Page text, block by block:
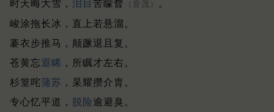
时天晦大雪， 泪目 苦矇瞀 （音茂）
。
峻涂拖长冰，直上若悬溜。
褰衣步推马，颠蹶退且复。
苍黄忘遐睎 ，所瞩才左右。
杉篁咤蒲苏 ，杲耀攒介胄。
专心忆平道， 脱险逾避臭。